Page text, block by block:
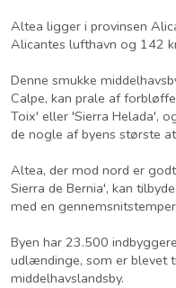
Altea ligger i provinsen
Alicantes lufthavn og 142
Denne smukke
Calpe, kan prale af
Toix' eller 'Sierra Helada',
de nogle af byens største
Altea, der mod nord er
Sierra de Bernia', kan
med en
Byen har 23.500
udlændinge, som er blevet
middelhavslandsby.